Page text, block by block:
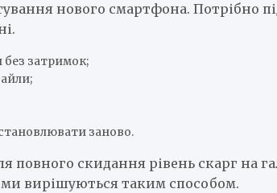
нового смартфона. Потрібно
затримок;
заново.
повного скидання рівень скарг на
вирішуються таким способом.